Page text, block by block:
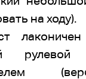
на ходу).